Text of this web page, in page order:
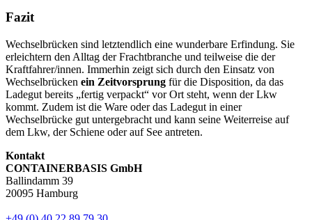
Fazit
Wechselbrücken sind letztendlich eine wunderbare Erfindung. Sie
erleichtern den Alltag der Frachtbranche und teilweise die der
Kraftfahrer/innen. Immerhin zeigt sich durch den Einsatz von
Wechselbrücken ein Zeitvorsprung für die Disposition, da das
Ladegut bereits „fertig verpackt“ vor Ort steht, wenn der Lkw
kommt. Zudem ist die Ware oder das Ladegut in einer
Wechselbrücke gut untergebracht und kann seine Weiterreise auf
dem Lkw, der Schiene oder auf See antreten.
Kontakt
CONTAINERBASIS GmbH
Ballindamm 39
20095 Hamburg